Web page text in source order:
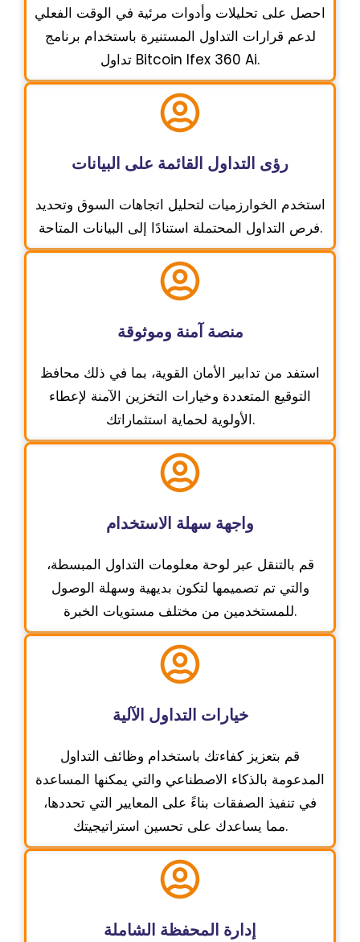
احصل على تحليلات وأدوات مرئية في الوقت الفعلي
لدعم قرارات التداول المستنيرة باستخدام برنامج
تداول Bitcoin Ifex 360 Ai.
رؤى التداول القائمة على البيانات
استخدم الخوارزميات لتحليل اتجاهات السوق وتحديد
فرص التداول المحتملة استنادًا إلى البيانات المتاحة.
منصة آمنة وموثوقة
استفد من تدابير الأمان القوية، بما في ذلك محافظ
التوقيع المتعددة وخيارات التخزين الآمنة لإعطاء
الأولوية لحماية استثماراتك.
واجهة سهلة الاستخدام
قم بالتنقل عبر لوحة معلومات التداول المبسطة،
والتي تم تصميمها لتكون بديهية وسهلة الوصول
للمستخدمين من مختلف مستويات الخبرة.
خيارات التداول الآلية
قم بتعزيز كفاءتك باستخدام وظائف التداول
المدعومة بالذكاء الاصطناعي والتي يمكنها المساعدة
في تنفيذ الصفقات بناءً على المعايير التي تحددها،
مما يساعدك على تحسين استراتيجيتك.
إدارة المحفظة الشاملة